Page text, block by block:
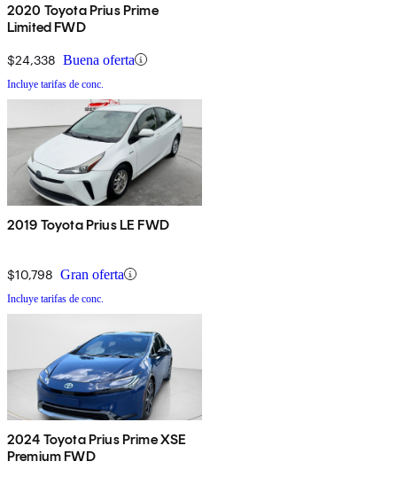
2020 Toyota Prius Prime
Limited FWD
$24,338 Buena oferta
Incluye tarifas de conc.
2019 Toyota Prius LE FWD
$10,798 Gran oferta
Incluye tarifas de conc.
2024 Toyota Prius Prime XSE
Premium FWD